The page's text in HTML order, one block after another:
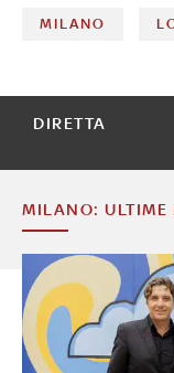
MILANO
DIRETTA
MILANO: ULTIME